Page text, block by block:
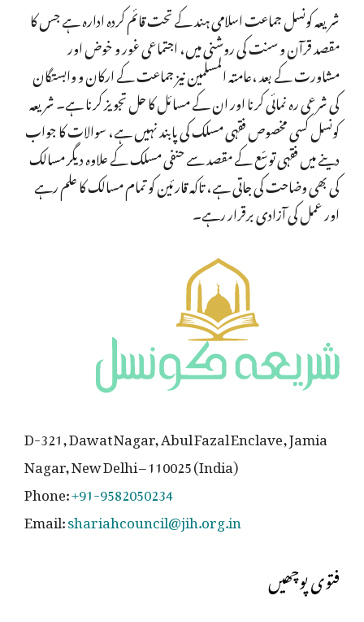
شریعہ کونسل جماعت اسلامی ہند کے تحت قائم کردہ ادارہ ہے جس کا
مقصد قرآن و سنت کی روشنی میں، اجتماعی غور و خوض اور
مشاورت کے بعد ،عامتہ المسلمین نیز جماعت کے ارکان و وابستگان
کی شرعی رہ نمائی کرنا اور ان کے مسائل کا حل تجویز کرنا ہے۔ شریعہ
کونسل کسی مخصوص فقہی مسلک کی پابند نہیں ہے، سوالات کا جواب
دینے میں فقہی توسّع کے مقصد سے حنفی مسلک کے علاوہ دیگر مسالک
کی بھی وضاحت کی جاتی ہے، تاکہ قارئین کو تمام مسالک کا علم رہے
اور عمل کی آزادی برقرار رہے۔
D-321, Dawat Nagar, Abul Fazal Enclave, Jamia
Nagar, New Delhi – 110025 (India)
Phone:+91-9582050234
Email:shariahcouncil@jih.org.in
فتوی پوچھیں